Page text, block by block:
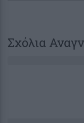
Σχόλια